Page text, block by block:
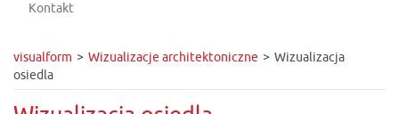
Kontakt
visualform Wizualizacje architektoniczne
Wizualizacja
osiedla